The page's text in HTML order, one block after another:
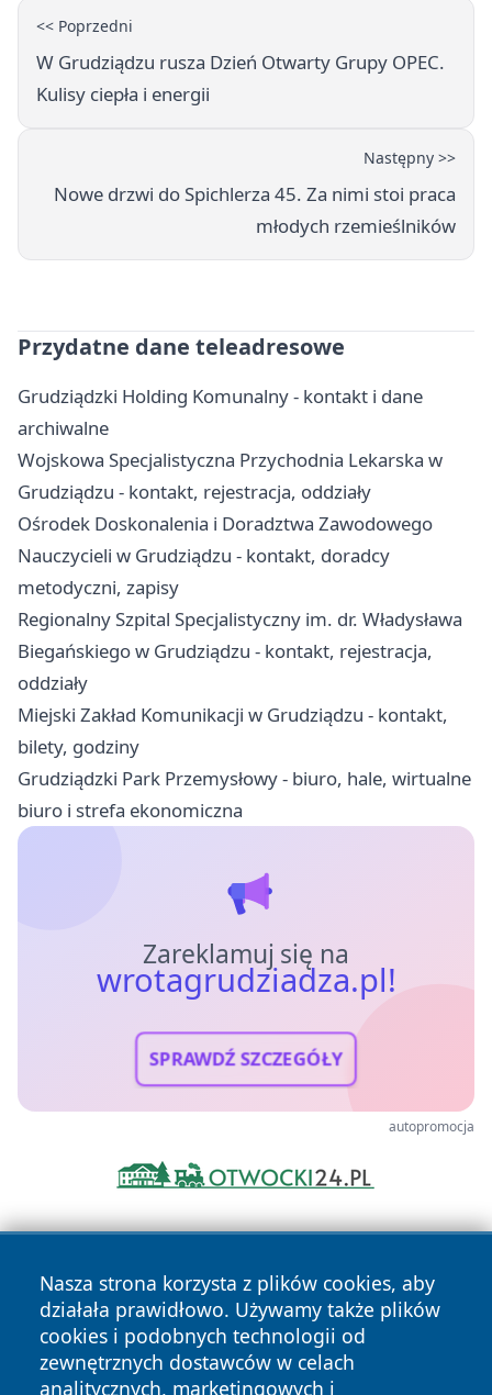
<< Poprzedni
W Grudziądzu rusza Dzień Otwarty Grupy OPEC.
Kulisy ciepła i energii
Następny >>
Nowe drzwi do Spichlerza 45. Za nimi stoi praca
młodych rzemieślników
Przydatne dane teleadresowe
Grudziądzki Holding Komunalny - kontakt i dane
archiwalne
Wojskowa Specjalistyczna Przychodnia Lekarska w
Grudziądzu - kontakt, rejestracja, oddziały
Ośrodek Doskonalenia i Doradztwa Zawodowego
Nauczycieli w Grudziądzu - kontakt, doradcy
metodyczni, zapisy
Regionalny Szpital Specjalistyczny im. dr. Władysława
Biegańskiego w Grudziądzu - kontakt, rejestracja,
oddziały
Miejski Zakład Komunikacji w Grudziądzu - kontakt,
bilety, godziny
Grudziądzki Park Przemysłowy - biuro, hale, wirtualne
biuro i strefa ekonomiczna
Zareklamuj się na
wrotagrudziadza.pl!
SPRAWDŹ SZCZEGÓŁY
autopromocja
Nasza strona korzysta z plików cookies, aby
działała prawidłowo. Używamy także plików
cookies i podobnych technologii od
zewnętrznych dostawców w celach
analitycznych, marketingowych i
Copyright © 2026 wrotagrudziadza.pl Wszystkie prawa
zastrzeżone.